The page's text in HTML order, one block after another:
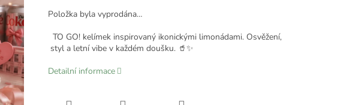
Položka byla vyprodána…
TO GO! kelímek inspirovaný ikonickými limonádami. Osvěžení,
styl a letní vibe v každém doušku. 🥤✨
Detailní informace